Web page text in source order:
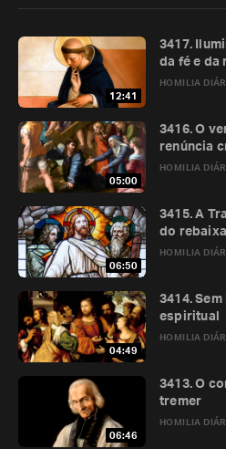
12:41
HOMILIA
3417.
da fé e da
05:00
HOMILIA
3416. O
renúncia
06:50
HOMILIA
3415. A
do
04:49
HOMILIA
3414.
espiritual
06:46
HOMILIA
3413. O
tremer